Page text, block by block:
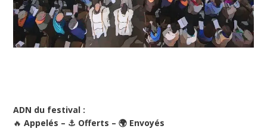
ADN du festival :
🔥 Appelés – ⚓ Offerts – 🌍 Envoyés